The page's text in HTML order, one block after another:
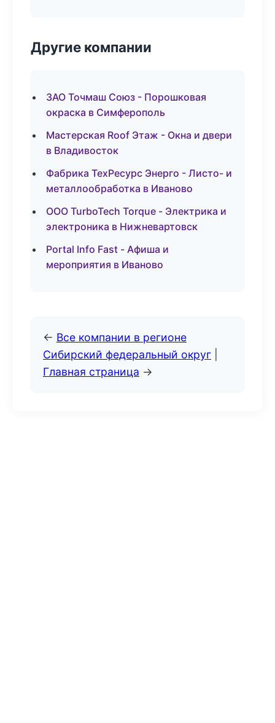
Другие компании
ЗАО Точмаш Союз - Порошковая
окраска в Симферополь
Мастерская Roof Этаж - Окна и двери
в Владивосток
Фабрика ТехРесурс Энерго - Листо- и
металлообработка в Иваново
ООО TurboTech Torque - Электрика и
электроника в Нижневартовск
Portal Info Fast - Афиша и
мероприятия в Иваново
← Все компании в регионе
Сибирский федеральный округ
Главная страница →